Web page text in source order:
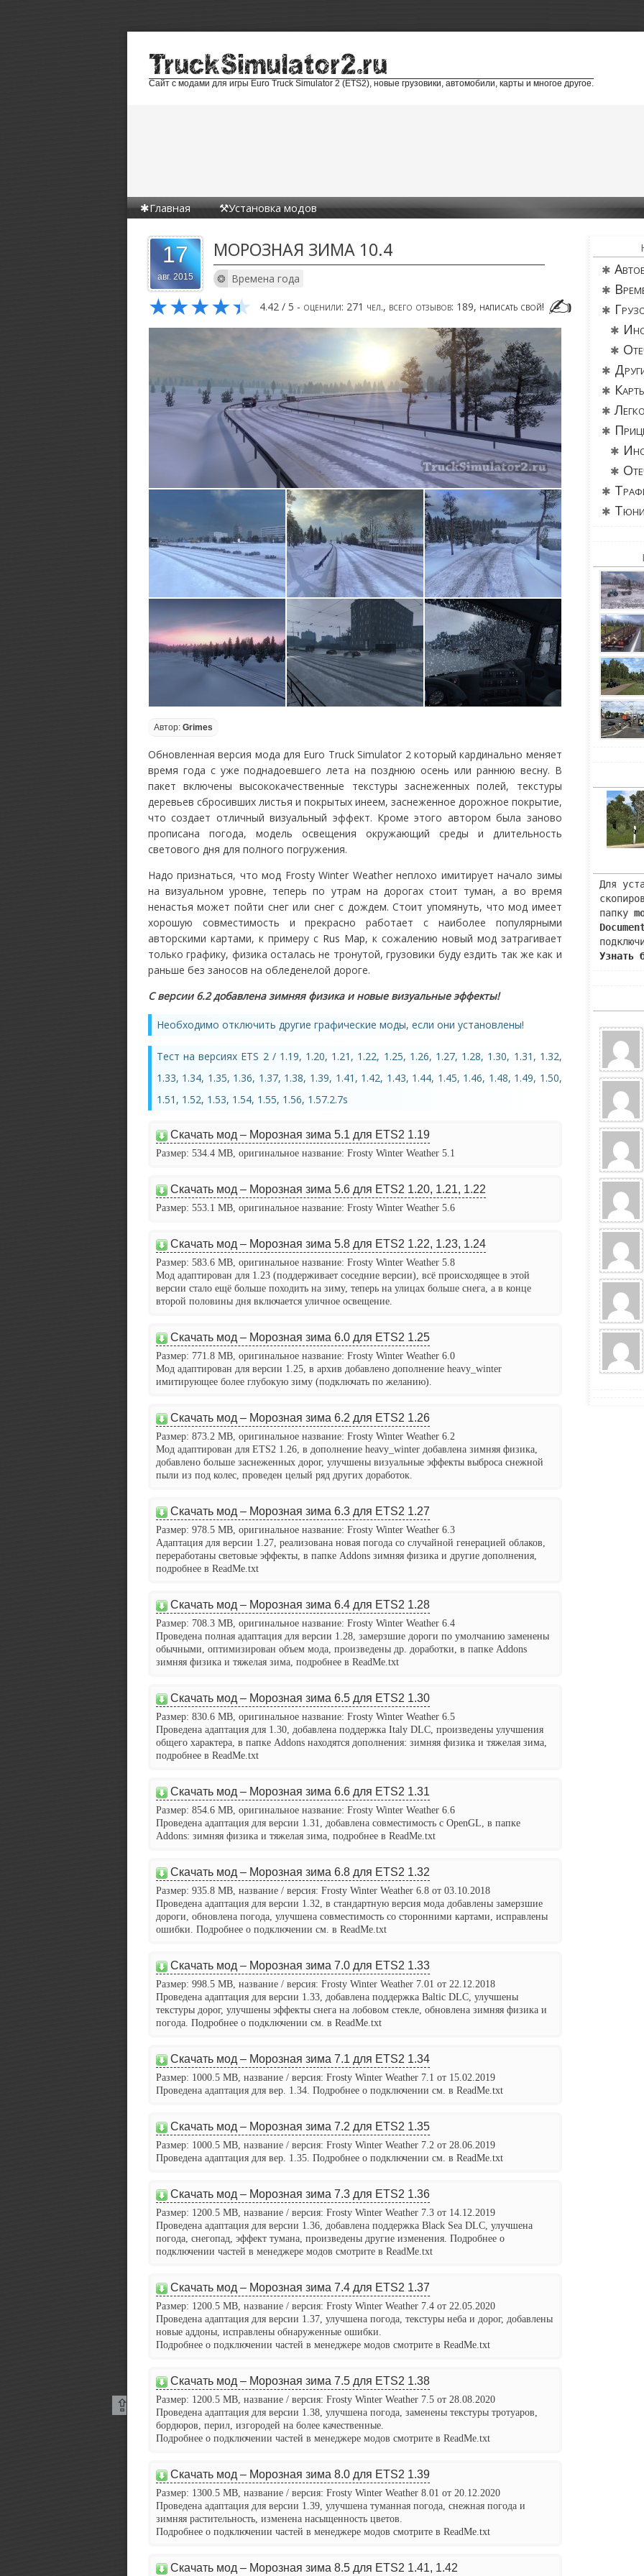
Сайт с модами для игры Euro Truck Simulator 2 (ETS2), новые грузовики, автомобили, карты и многое другое.
Главная Установка модов
17
авг. 2015
МОРОЗНАЯ ЗИМА 10.4
Времена года
★★★★★ 4.42 / 5 - оценили: 271 чел., всего отзывов: 189, написать свой!
Автор: Grimes
Обновленная версия мода для Euro Truck Simulator 2 который кардинально меняет
время года с уже поднадоевшего лета на позднюю осень или раннюю весну. В
пакет включены высококачественные текстуры заснеженных полей, текстуры
деревьев сбросивших листья и покрытых инеем, заснеженное дорожное покрытие,
что создает отличный визуальный эффект. Кроме этого автором была заново
прописана погода, модель освещения окружающий среды и длительность
светового дня для полного погружения.
Надо признаться, что мод Frosty Winter Weather неплохо имитирует начало зимы
на визуальном уровне, теперь по утрам на дорогах стоит туман, а во время
ненастья может пойти снег или снег с дождем. Стоит упомянуть, что мод имеет
хорошую совместимость и прекрасно работает с наиболее популярными
авторскими картами, к примеру с Rus Map, к сожалению новый мод затрагивает
только графику, физика осталась не тронутой, грузовики буду ездить так же как и
раньше без заносов на обледенелой дороге.
С версии 6.2 добавлена зимняя физика и новые визуальные эффекты!
Необходимо отключить другие графические моды, если они установлены!
Тест на версиях ETS 2 / 1.19, 1.20, 1.21, 1.22, 1.25, 1.26, 1.27, 1.28, 1.30, 1.31, 1.32,
1.33, 1.34, 1.35, 1.36, 1.37, 1.38, 1.39, 1.41, 1.42, 1.43, 1.44, 1.45, 1.46, 1.48, 1.49, 1.50,
1.51, 1.52, 1.53, 1.54, 1.55, 1.56, 1.57.2.7s
Скачать мод – Морозная зима 5.1 для ETS2 1.19
Размер: 534.4 MB, оригинальное название: Frosty Winter Weather 5.1
Скачать мод – Морозная зима 5.6 для ETS2 1.20, 1.21, 1.22
Размер: 553.1 MB, оригинальное название: Frosty Winter Weather 5.6
Скачать мод – Морозная зима 5.8 для ETS2 1.22, 1.23, 1.24
Размер: 583.6 MB, оригинальное название: Frosty Winter Weather 5.8
Мод адаптирован для 1.23 (поддерживает соседние версии), всё происходящее в этой
версии стало ещё больше походить на зиму, теперь на улицах больше снега, а в конце
второй половины дня включается уличное освещение.
Скачать мод – Морозная зима 6.0 для ETS2 1.25
Размер: 771.8 MB, оригинальное название: Frosty Winter Weather 6.0
Мод адаптирован для версии 1.25, в архив добавлено дополнение heavy_winter
имитирующее более глубокую зиму (подключать по желанию).
Скачать мод – Морозная зима 6.2 для ETS2 1.26
Размер: 873.2 MB, оригинальное название: Frosty Winter Weather 6.2
Мод адаптирован для ETS2 1.26, в дополнение heavy_winter добавлена зимняя физика,
добавлено больше заснеженных дорог, улучшены визуальные эффекты выброса снежной
пыли из под колес, проведен целый ряд других доработок.
Скачать мод – Морозная зима 6.3 для ETS2 1.27
Размер: 978.5 MB, оригинальное название: Frosty Winter Weather 6.3
Адаптация для версии 1.27, реализована новая погода со случайной генерацией облаков,
переработаны световые эффекты, в папке Addons зимняя физика и другие дополнения,
подробнее в ReadMe.txt
Скачать мод – Морозная зима 6.4 для ETS2 1.28
Размер: 708.3 MB, оригинальное название: Frosty Winter Weather 6.4
Проведена полная адаптация для версии 1.28, замерзшие дороги по умолчанию заменены
обычными, оптимизирован объем мода, произведены др. доработки, в папке Addons
зимняя физика и тяжелая зима, подробнее в ReadMe.txt
Скачать мод – Морозная зима 6.5 для ETS2 1.30
Размер: 830.6 MB, оригинальное название: Frosty Winter Weather 6.5
Проведена адаптация для 1.30, добавлена поддержка Italy DLC, произведены улучшения
общего характера, в папке Addons находятся дополнения: зимняя физика и тяжелая зима,
подробнее в ReadMe.txt
Скачать мод – Морозная зима 6.6 для ETS2 1.31
Размер: 854.6 MB, оригинальное название: Frosty Winter Weather 6.6
Проведена адаптация для версии 1.31, добавлена совместимость с OpenGL, в папке
Addons: зимняя физика и тяжелая зима, подробнее в ReadMe.txt
Скачать мод – Морозная зима 6.8 для ETS2 1.32
Размер: 935.8 MB, название / версия: Frosty Winter Weather 6.8 от 03.10.2018
Проведена адаптация для версии 1.32, в стандартную версия мода добавлены замерзшие
дороги, обновлена погода, улучшена совместимость со сторонними картами, исправлены
ошибки. Подробнее о подключении см. в ReadMe.txt
Скачать мод – Морозная зима 7.0 для ETS2 1.33
Размер: 998.5 MB, название / версия: Frosty Winter Weather 7.01 от 22.12.2018
Проведена адаптация для версии 1.33, добавлена поддержка Baltic DLC, улучшены
текстуры дорог, улучшены эффекты снега на лобовом стекле, обновлена зимняя физика и
погода. Подробнее о подключении см. в ReadMe.txt
Скачать мод – Морозная зима 7.1 для ETS2 1.34
Размер: 1000.5 MB, название / версия: Frosty Winter Weather 7.1 от 15.02.2019
Проведена адаптация для вер. 1.34. Подробнее о подключении см. в ReadMe.txt
Скачать мод – Морозная зима 7.2 для ETS2 1.35
Размер: 1000.5 MB, название / версия: Frosty Winter Weather 7.2 от 28.06.2019
Проведена адаптация для вер. 1.35. Подробнее о подключении см. в ReadMe.txt
Скачать мод – Морозная зима 7.3 для ETS2 1.36
Размер: 1200.5 MB, название / версия: Frosty Winter Weather 7.3 от 14.12.2019
Проведена адаптация для версии 1.36, добавлена поддержка Black Sea DLC, улучшена
погода, снегопад, эффект тумана, произведены другие изменения. Подробнее о
подключении частей в менеджере модов смотрите в ReadMe.txt
Скачать мод – Морозная зима 7.4 для ETS2 1.37
Размер: 1200.5 MB, название / версия: Frosty Winter Weather 7.4 от 22.05.2020
Проведена адаптация для версии 1.37, улучшена погода, текстуры неба и дорог, добавлены
новые аддоны, исправлены обнаруженные ошибки.
Подробнее о подключении частей в менеджере модов смотрите в ReadMe.txt
Скачать мод – Морозная зима 7.5 для ETS2 1.38
Размер: 1200.5 MB, название / версия: Frosty Winter Weather 7.5 от 28.08.2020
Проведена адаптация для версии 1.38, улучшена погода, заменены текстуры тротуаров,
бордюров, перил, изгородей на более качественные.
Подробнее о подключении частей в менеджере модов смотрите в ReadMe.txt
Скачать мод – Морозная зима 8.0 для ETS2 1.39
Размер: 1300.5 MB, название / версия: Frosty Winter Weather 8.01 от 20.12.2020
Проведена адаптация для версии 1.39, улучшена туманная погода, снежная погода и
зимняя растительность, изменена насыщенность цветов.
Подробнее о подключении частей в менеджере модов смотрите в ReadMe.txt
Скачать мод – Морозная зима 8.5 для ETS2 1.41, 1.42
Для
папку
Узнать